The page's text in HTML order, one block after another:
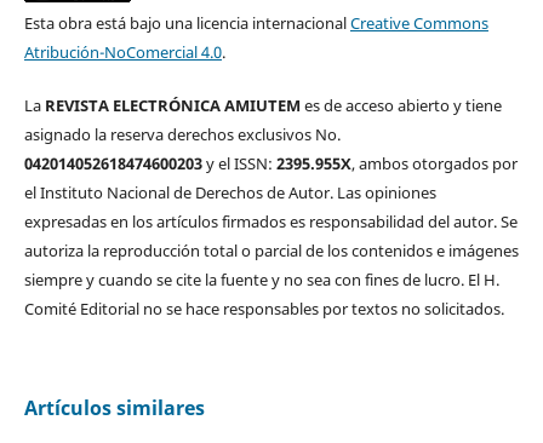
Esta obra está bajo una licencia internacionalCreative Commons
Atribución-NoComercial 4.0.
La REVISTA ELECTRÓNICA AMIUTEM es de acceso abierto y tiene
asignado la reserva derechos exclusivos No.
042014052618474600203y el ISSN: 2395.955X, ambos otorgados por
el Instituto Nacional de Derechos de Autor. Las opiniones
expresadas en los artículos firmados es responsabilidad del autor. Se
autoriza la reproducción total o parcial de los contenidos e imágenes
siempre y cuando se cite la fuente y no sea con fines de lucro. El H.
Comité Editorial no se hace responsables por textos no solicitados.
Artículos similares